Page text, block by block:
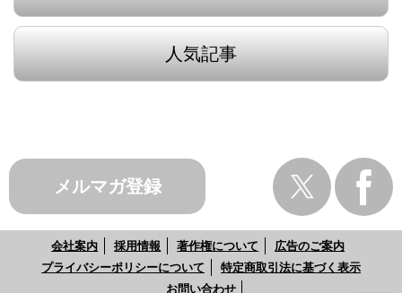
人気記事
メルマガ登録
会社案内 採用情報 著作権について
広告のご案内
プライバシーポリシーについて
特定商取引法に基づく表示
お問い合わせ